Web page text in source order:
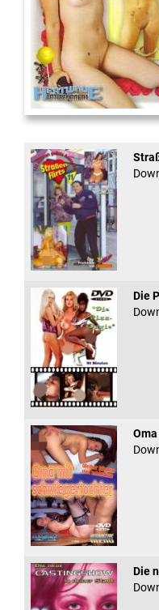
And Confused #8 - ...
Die
Die